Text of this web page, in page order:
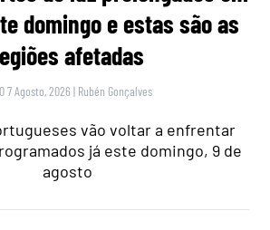
domingo e estas são as
afetadas
7 Agosto, 2026 | Rubén Gonçalves
vão voltar a enfrentar
já este domingo, 9 de
agosto